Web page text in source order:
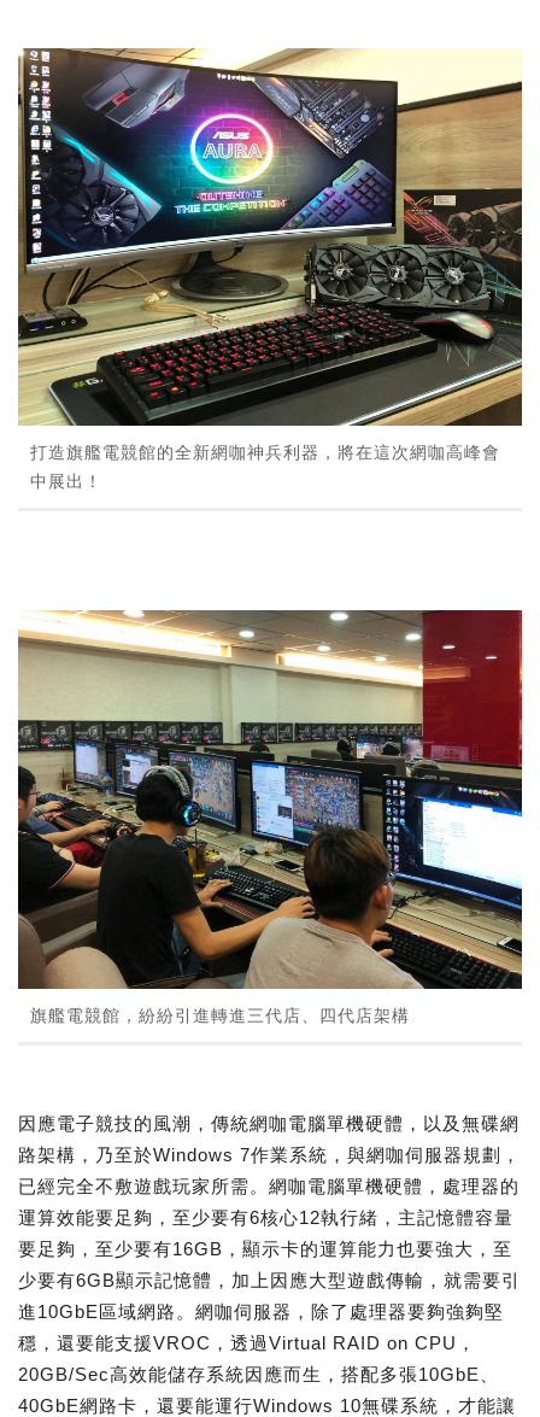
打造旗艦電競館的全新網咖神兵利器，將在這次網咖高峰會
中展出！
旗艦電競館，紛紛引進轉進三代店、四代店架構
因應電子競技的風潮，傳統網咖電腦單機硬體，以及無碟網
路架構，乃至於Windows 7作業系統，與網咖伺服器規劃，
已經完全不敷遊戲玩家所需。網咖電腦單機硬體，處理器的
運算效能要足夠，至少要有6核心12執行緒，主記憶體容量
要足夠，至少要有16GB，顯示卡的運算能力也要強大，至
少要有6GB顯示記憶體，加上因應大型遊戲傳輸，就需要引
進10GbE區域網路。網咖伺服器，除了處理器要夠強夠堅
穩，還要能支援VROC，透過Virtual RAID on CPU，
20GB/Sec高效能儲存系統因應而生，搭配多張10GbE、
40GbE網路卡，還要能運行Windows 10無碟系統，才能讓